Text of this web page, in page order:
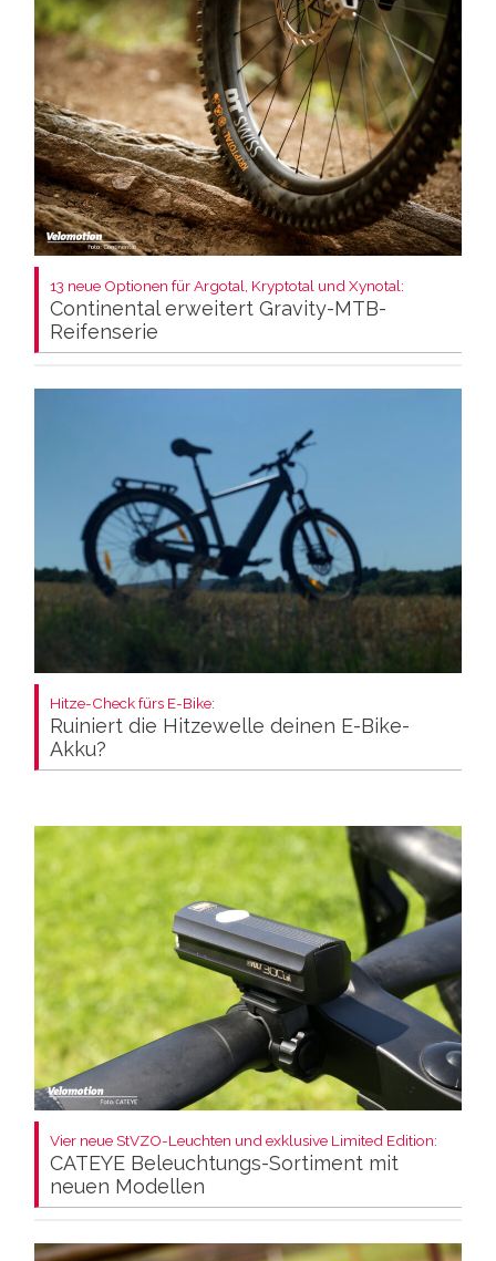
13 neue Optionen für Argotal, Kryptotal und Xynotal:
Continental erweitert Gravity-MTB-
Reifenserie
Hitze-Check fürs E-Bike:
Ruiniert die Hitzewelle deinen E-Bike-
Akku?
Vier neue StVZO-Leuchten und exklusive Limited Edition:
CATEYE Beleuchtungs-Sortiment mit
neuen Modellen